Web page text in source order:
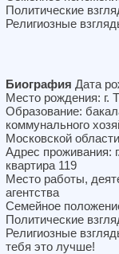
Политические
Религиозные
Биография Дата
Место рождения: г.
Образование:
коммунального
Московской области
Адрес проживания:
квартира 119
Место работы,
агентства
Семейное
Политические
Религиозные
тебя это лучше!